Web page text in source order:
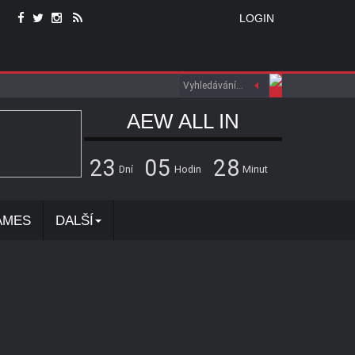
LOGIN
AEW ALL IN
23 Dní 05 Hodin 28 Minut
DALŠÍ